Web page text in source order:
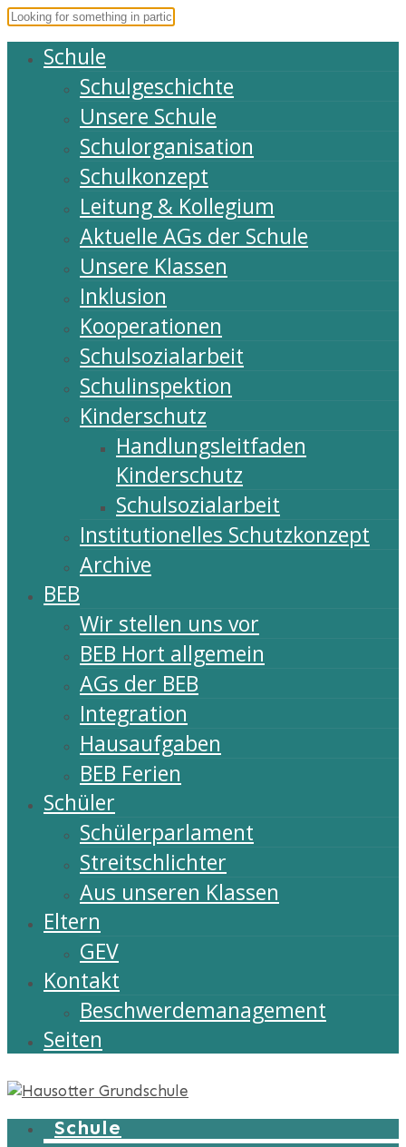
Schule
Schulgeschichte
Unsere Schule
Schulorganisation
Schulkonzept
Leitung & Kollegium
Aktuelle AGs der Schule
Unsere Klassen
Inklusion
Kooperationen
Schulsozialarbeit
Schulinspektion
Kinderschutz
Handlungsleitfaden
Kinderschutz
Schulsozialarbeit
Institutionelles Schutzkonzept
Archive
BEB
Wir stellen uns vor
BEB Hort allgemein
AGs der BEB
Integration
Hausaufgaben
BEB Ferien
Schüler
Schülerparlament
Streitschlichter
Aus unseren Klassen
Eltern
GEV
Kontakt
Beschwerdemanagement
Seiten
Schule